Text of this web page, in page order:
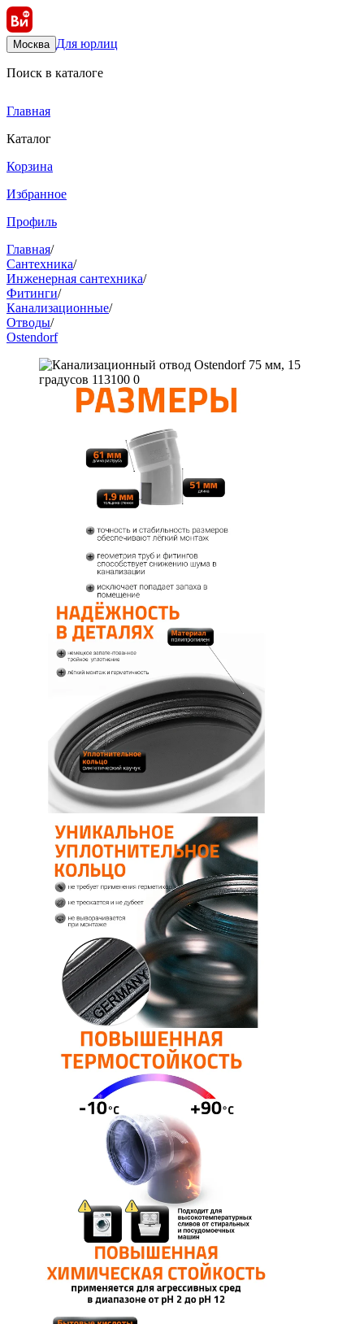
Москва Для юрлиц
Поиск в каталоге
Главная
Каталог
Корзина
Избранное
Профиль
Главная/
Сантехника/
Инженерная сантехника/
Фитинги/
Канализационные/
Отводы/
Ostendorf